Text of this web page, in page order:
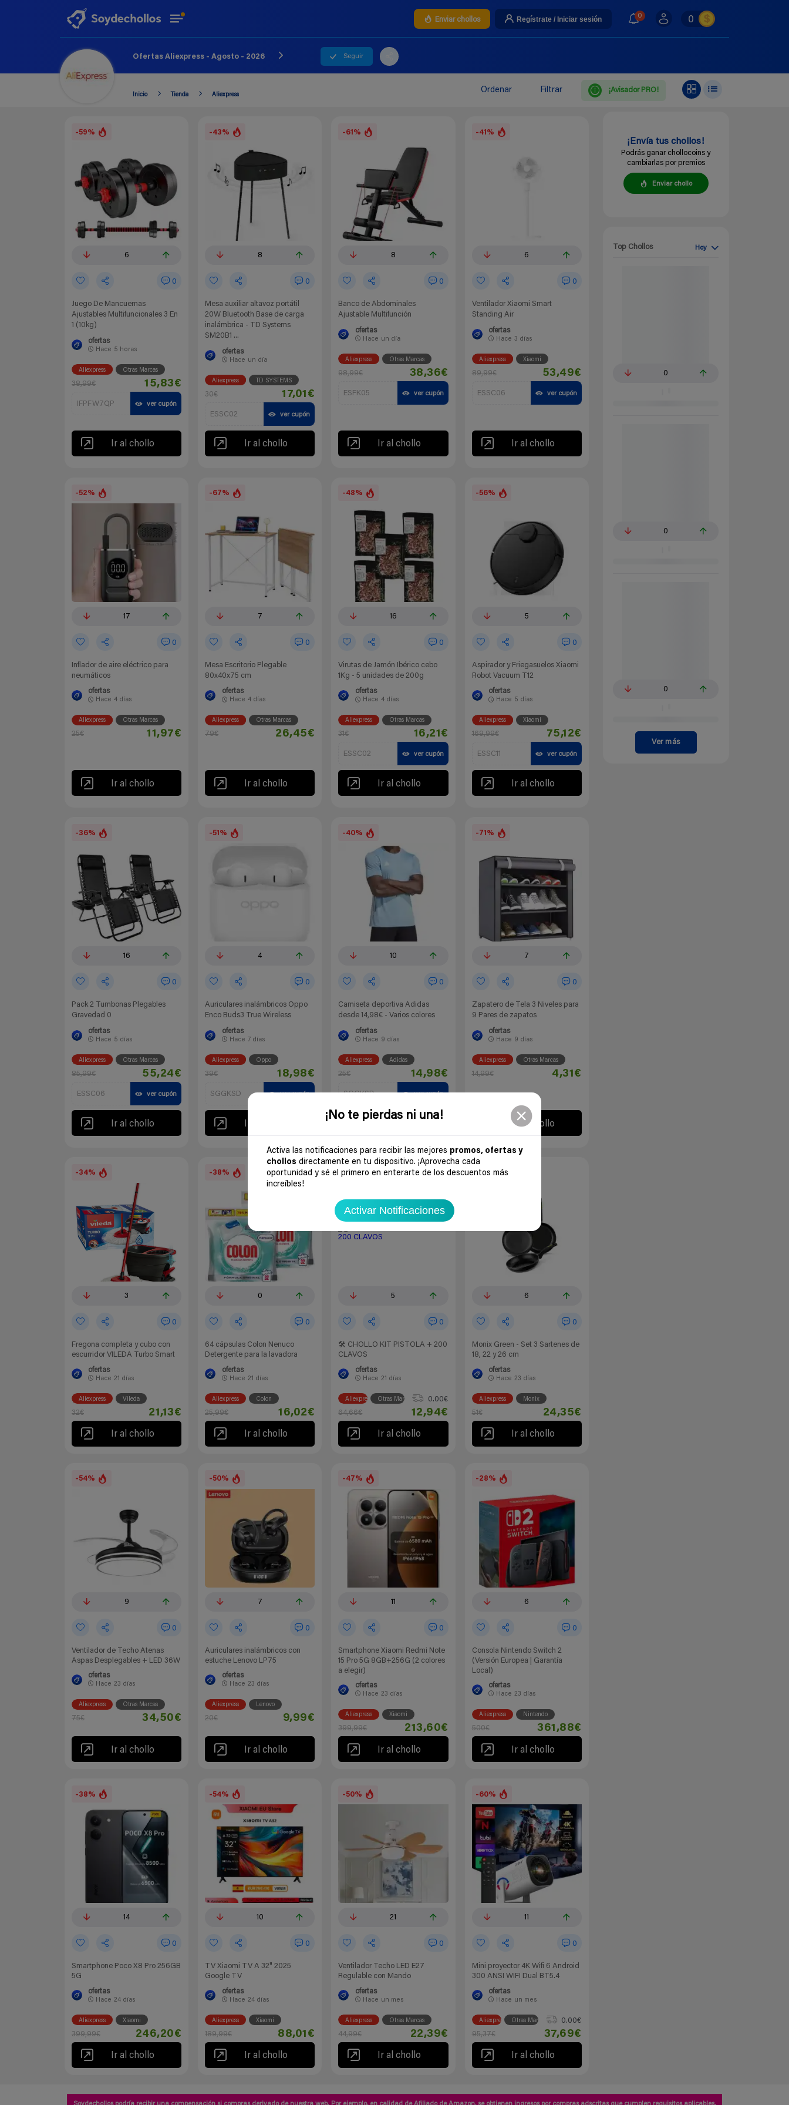
¡No te pierdas ni una!
Activa las notificaciones para recibir las mejores promos, ofertas y
chollos directamente en tu dispositivo. ¡Aprovecha cada
oportunidad y sé el primero en enterarte de los descuentos más
increíbles!
Activar Notificaciones
Enviar chollos Regístrate / Iniciar sesión 0 0
Ofertas Aliexpress - Agosto - 2026 Seguir
Inicio Tienda Aliexpress Ordenar Filtrar ¡Avisador PRO!
-59%
6
0
Juego De Mancuernas
Ajustables Multifuncionales 3 En
1 (10kg)
ofertas
Hace 5 horas
Aliexpress Otras Marcas
38,99€ 15,83€
IFPFW7QP ver cupón
Ir al chollo
-43%
8
0
Mesa auxiliar altavoz portátil
20W Bluetooth Base de carga
inalámbrica - TD Systems
SM20B1 ...
ofertas
Hace un día
Aliexpress TD SYSTEMS
30€ 17,01€
ESSC02 ver cupón
Ir al chollo
-61%
8
0
Banco de Abdominales
Ajustable Multifunción
ofertas
Hace un día
Aliexpress Otras Marcas
98,99€ 38,36€
ESFK05 ver cupón
Ir al chollo
-41%
6
0
Ventilador Xiaomi Smart
Standing Air
ofertas
Hace 3 días
Aliexpress Xiaomi
89,99€ 53,49€
ESSC06 ver cupón
Ir al chollo
-52%
17
0
Inflador de aire eléctrico para
neumáticos
ofertas
Hace 4 días
Aliexpress Otras Marcas
25€ 11,97€
Ir al chollo
-67%
7
0
Mesa Escritorio Plegable
80x40x75 cm
ofertas
Hace 4 días
Aliexpress Otras Marcas
79€ 26,45€
Ir al chollo
-48%
16
0
Virutas de Jamón Ibérico cebo
1Kg - 5 unidades de 200g
ofertas
Hace 4 días
Aliexpress Otras Marcas
31€ 16,21€
ESSC02 ver cupón
Ir al chollo
-56%
5
0
Aspirador y Friegasuelos Xiaomi
Robot Vacuum T12
ofertas
Hace 5 días
Aliexpress Xiaomi
169,99€ 75,12€
ESSC11 ver cupón
Ir al chollo
-36%
16
0
Pack 2 Tumbonas Plegables
Gravedad 0
ofertas
Hace 5 días
Aliexpress Otras Marcas
85,99€ 55,24€
ESSC06 ver cupón
Ir al chollo
-51%
4
0
Auriculares inalámbricos Oppo
Enco Buds3 True Wireless
ofertas
Hace 7 días
Aliexpress Oppo
39€ 18,98€
SGGKSD ver cupón
-40%
10
0
Camiseta deportiva Adidas
desde 14,98€ - Varios colores
ofertas
Hace 9 días
Aliexpress Adidas
25€ 14,98€
SGGKSD ver cupón
-71%
7
0
Zapatero de Tela 3 Niveles para
9 Pares de zapatos
ofertas
Hace 9 días
Aliexpress Otras Marcas
14,99€ 4,31€
Ir al chollo
-34%
3
0
Fregona completa y cubo con
escurridor VILEDA Turbo Smart
ofertas
Hace 21 días
Aliexpress Vileda
32€ 21,13€
Ir al chollo
-38%
0
0
64 cápsulas Colon Nenuco
Detergente para la lavadora
ofertas
Hace 21 días
Aliexpress Colon
25,99€ 16,02€
Ir al chollo
-80%
5
0
🛠 CHOLLO KIT PISTOLA + 200
CLAVOS
ofertas
Hace 21 días
Aliexpress Otras Marcas
0.00€
64,66€
12,94€
Ir al chollo
-52%
6
0
Monix Green - Set 3 Sartenes de
18, 22 y 26 cm
ofertas
Hace 23 días
Aliexpress Monix
51€ 24,35€
Ir al chollo
-54%
9
0
‍Ventilador de Techo Atenas
Aspas Desplegables + LED 36W
ofertas
Hace 23 días
Aliexpress Otras Marcas
75€ 34,50€
Ir al chollo
-50%
7
0
Auriculares inalámbricos con
estuche Lenovo LP75
ofertas
Hace 23 días
Aliexpress Lenovo
20€ 9,99€
Ir al chollo
-47%
11
0
Smartphone Xiaomi Redmi Note
15 Pro 5G 8GB+256G (2 colores
a elegir)
ofertas
Hace 23 días
Aliexpress Xiaomi
399,99€ 213,60€
Ir al chollo
-28%
6
0
Consola Nintendo Switch 2
(Versión Europea | Garantía
Local)
ofertas
Hace 23 días
Aliexpress Nintendo
500€ 361,88€
Ir al chollo
-38%
14
0
Smartphone Poco X8 Pro 256GB
5G
ofertas
Hace 24 días
Aliexpress Xiaomi
399,99€ 246,20€
Ir al chollo
-54%
10
0
TV Xiaomi TV A 32" 2025
Google TV
ofertas
Hace 24 días
Aliexpress Xiaomi
189,99€ 88,01€
Ir al chollo
-50%
21
0
Ventilador Techo LED E27
Regulable con Mando
ofertas
Hace un mes
Aliexpress Otras Marcas
44,99€ 22,39€
Ir al chollo
-60%
11
0
Mini proyector 4K Wifi 6 Android
300 ANSI WIFI Dual BT5.4
ofertas
Hace un mes
Aliexpress Otras Marcas
0.00€
95,37€
37,69€
Ir al chollo
¡Envía tus chollos!
Podrás ganar chollocoins y
cambiarlas por premios
Enviar chollo
Top Chollos Hoy
0
0
0
Ver más